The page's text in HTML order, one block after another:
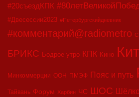
#20съездКПК
#Двесессии2023 #Петербургскийдневник
#комментарий@radiometro
БРИКС Бодрое утро КПК Кино
Минкоммерции ООН ПМЭФ Пояс и путь
Тайвань Форум Харбин ЧС ШОС